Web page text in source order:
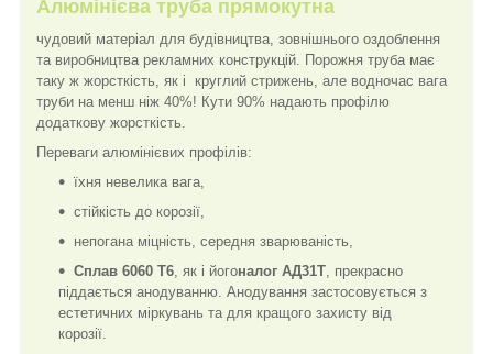
Алюмінієва труба прямокутна
чудовий матеріал для будівництва, зовнішнього оздоблення
та виробництва рекламних конструкцій. Порожня труба має
таку ж жорсткість, як і круглий стрижень, але водночас вага
труби на менш ніж 40%! Кути 90% надають профілю
додаткову жорсткість.
Переваги алюмінієвих профілів:
їхня невелика вага,
стійкість до корозії,
непогана міцність, середня зварюваність,
Сплав 6060 Т6, як і йогоналог АД31Т, прекрасно
піддається анодуванню. Анодування застосовується з
естетичних міркувань та для кращого захисту від
корозії.